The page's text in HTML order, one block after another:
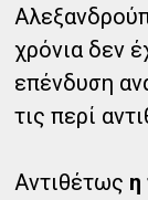
χρόνια δεν
επένδυση
τις περί
Αντιθέτως η